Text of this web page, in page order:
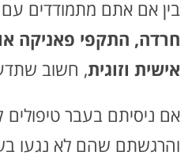
בין אם אתם מתמודדים עם
חרדה, התקפי פאניקה
אישית וזוגית, חשוב
אם ניסיתם בעבר טיפולים
והרגשתם שהם לא נגעו